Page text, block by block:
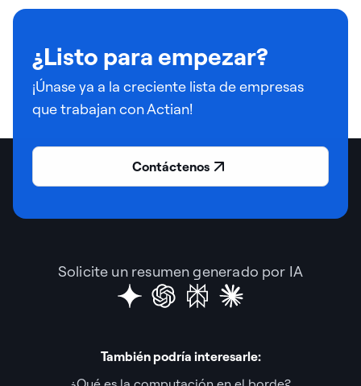
¿Listo para empezar?
¡Únase ya a la creciente lista de empresas
que trabajan con Actian!
Contáctenos
Solicite un resumen generado por IA
También podría interesarle: